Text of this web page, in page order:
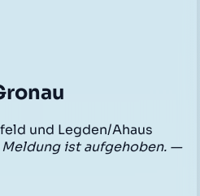
und Legden/Ahaus
ist aufgehoben. —